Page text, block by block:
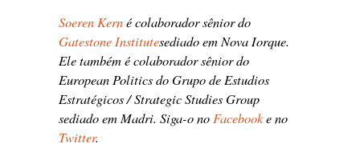
Soeren Kerné colaborador sênior do
Gatestone Institutesediado em Nova Iorque.
Ele também é colaborador sênior do
European Politics do Grupo de Estudios
Estratégicos / Strategic Studies Group
sediado em Madri. Siga-o no Facebooke no
Twitter.